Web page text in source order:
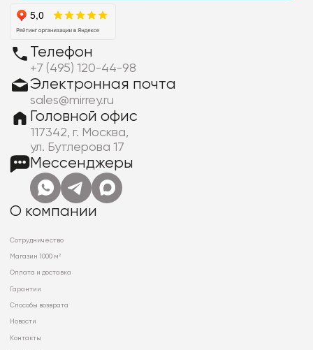
Телефон
+7 (495) 120-44-98
Электронная почта
sales@mirrey.ru
Головной офис
117342, г. Москва,
ул. Бутлерова 17
Мессенджеры
О компании
Сотрудничество
Магазин 1000 м²
Оплата и доставка
Гарантии
Способы возврата
Новости
Контакты